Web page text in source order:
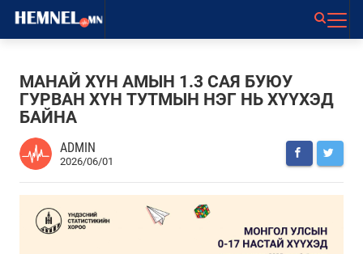
МАНАЙ ХҮН АМЫН 1.3 САЯ БУЮУ
ГУРВАН ХҮН ТУТМЫН НЭГ НЬ ХҮҮХЭД
БАЙНА
ADMIN
2026/06/01